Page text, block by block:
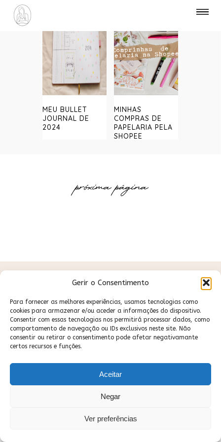
Gerir o Consentimento
Para fornecer as melhores experiências, usamos tecnologias como
cookies para armazenar e/ou aceder a informações do dispositivo.
Consentir com essas tecnologias nos permitirá processar dados, como
comportamento de navegação ou IDs exclusivos neste site. Não
consentir ou retirar o consentimento pode afetar negativamante
certos recursos e funções.
Aceitar
Negar
Ver preferências
MEU BULLET
JOURNAL DE
2024
MINHAS
COMPRAS DE
PAPELARIA PELA
SHOPEE
próxima página